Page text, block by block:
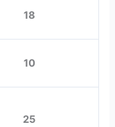
18
10
25